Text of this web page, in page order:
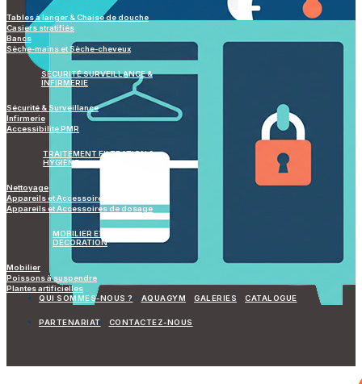
Tables à langer & Chaise de douche
Casiers stratifiés
Bancs
Sèche-mains et Sèche-cheveux
SÉCURITÉ SURVEILLANCE &
INFIRMERIE
Sécurité & Surveillance
Infirmerie
Accessibilité PMR
TRAITEMENT FILTRATION &
HYGIÈNE
Nettoyage
Appareils et Accessoires de mesure
Appareils et Accessoires de dosage
MOBILIER ET
DECORATION
Mobilier
Poissons à suspendre
Plantes artificielles
QUI SOMMES-NOUS ?
AQUAGYM GALERIES CATALOGUE
PARTENARIAT CONTACTEZ-NOUS